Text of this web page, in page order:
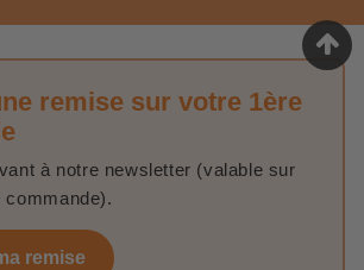
remise sur votre 1ère
à notre newsletter (valable sur
commande).
remise